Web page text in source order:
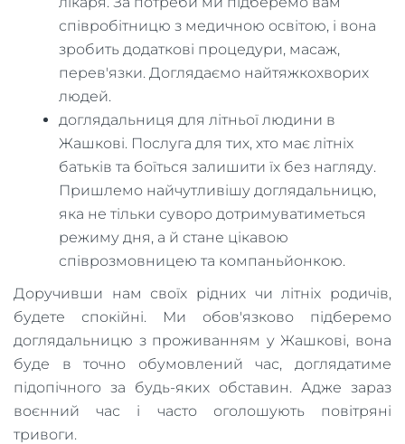
співробітницю з медичною освітою, і вона
зробить додаткові процедури, масаж,
перев'язки. Доглядаємо найтяжкохворих
людей.
доглядальниця для літньої людини в
Жашкові. Послуга для тих, хто має літніх
батьків та боїться залишити їх без нагляду.
Пришлемо найчутливішу доглядальницю,
яка не тільки суворо дотримуватиметься
режиму дня, а й стане цікавою
співрозмовницею та компаньйонкою.
Доручивши нам своїх рідних чи літніх родичів,
будете спокійні. Ми обов'язково підберемо
доглядальницю з проживанням у Жашкові, вона
буде в точно обумовлений час, доглядатиме
підопічного за будь-яких обставин. Адже зараз
воєнний час і часто оголошують повітряні
тривоги.